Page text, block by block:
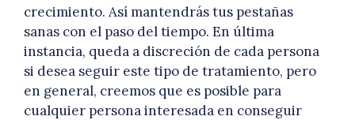
crecimiento. Así mantendrás tus pestañas
sanas con el paso del tiempo. En última
instancia, queda a discreción de cada persona
si desea seguir este tipo de tratamiento, pero
en general, creemos que es posible para
cualquier persona interesada en conseguir